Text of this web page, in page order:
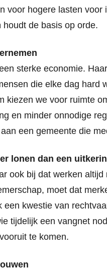
voor hogere lasten
houdt de basis op orde.
sterke economie.
die elke dag hard
kiezen we voor ruimte
en minder onnodige
een gemeente die
lonen dan een
ook bij dat werken
moet dat
een kwestie van
tijdelijk een vangnet
te komen.